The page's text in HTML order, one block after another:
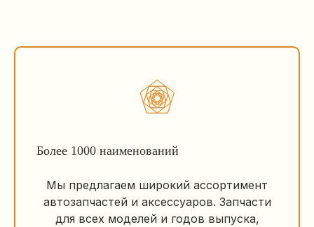
Более 1000 наименований
Мы предлагаем широкий ассортимент
автозапчастей и аксессуаров. Запчасти
для всех моделей и годов выпуска,